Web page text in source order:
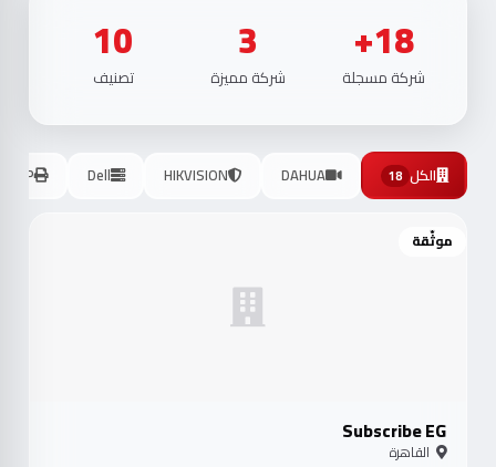
18+
شركة مسجلة
3
شركة مميزة
10
تصنيف
الكل 18
DAHUA
HIKVISION
Dell
HP
موثّقة
Subscribe EG
القاهرة